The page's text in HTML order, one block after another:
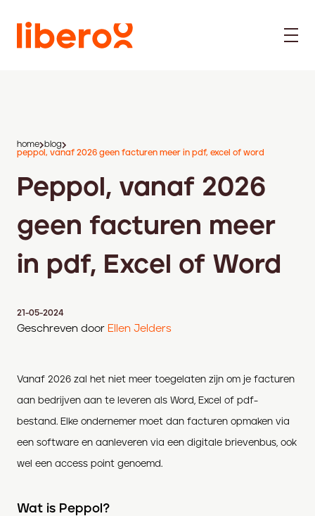
home
blog
peppol, vanaf 2026 geen facturen meer in pdf, excel of word
Peppol, vanaf 2026
geen facturen meer
in pdf, Excel of Word
21-05-2024
Geschreven door Ellen Jelders
Vanaf 2026 zal het niet meer toegelaten zijn om je facturen
aan bedrijven aan te leveren als Word, Excel of pdf-
bestand. Elke ondernemer moet dan facturen opmaken via
een software en aanleveren via een digitale brievenbus, ook
wel een access point genoemd.
Wat is Peppol?